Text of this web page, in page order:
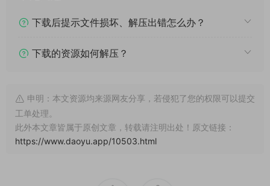
下载后提示文件损坏、解压出错怎么办？
下载的资源如何解压？
申明：本文资源均来源网友分享，若侵犯了您的权限可以提交
工单处理。
此外本文章皆属于原创文章，转载请注明出处！原文链接：
https://www.daoyu.app/10503.html